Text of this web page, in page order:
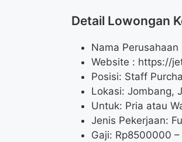
Detail Lowongan
Nama Perusahaan
Website : https://
Posisi: Staff
Lokasi: Jombang,
Untuk: Pria atau
Jenis Pekerjaan:
Gaji: Rp8500000 –